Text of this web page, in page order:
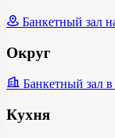
Банкетный зал
Округ
Банкетный зал
Кухня